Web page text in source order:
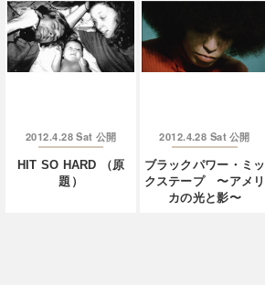
2012.4.28 Sat 公開
HIT SO HARD （原
題）
2012.4.28 Sat 公開
ブラックパワー・ミッ
クステープ 〜アメリ
カの光と影〜